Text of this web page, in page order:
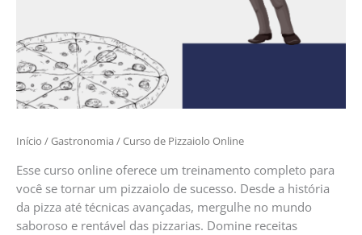
Início /Gastronomia / Curso de Pizzaiolo Online
Esse curso online oferece um treinamento completo para
você se tornar um pizzaiolo de sucesso. Desde a história
da pizza até técnicas avançadas, mergulhe no mundo
saboroso e rentável das pizzarias. Domine receitas